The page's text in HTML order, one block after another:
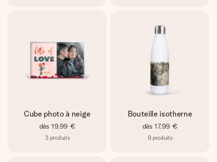
Cube photo à neige
dès 19,99 €
3 produits
Bouteille isotherne
dès 17,99 €
8 produits